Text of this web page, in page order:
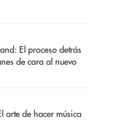
El proceso detrás
de cara al nuevo
arte de hacer música